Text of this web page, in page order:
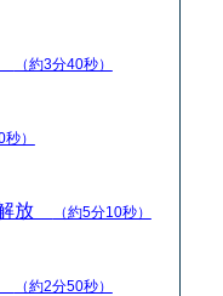
（約3分40秒）
）
放 （約5分10秒）
（約2分50秒）